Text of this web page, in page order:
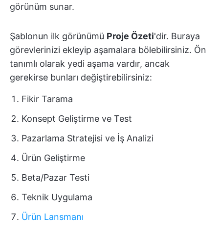
görünüm sunar.
Şablonun ilk görünümü Proje Özeti'dir. Buraya
görevlerinizi ekleyip aşamalara bölebilirsiniz. Ön
tanımlı olarak yedi aşama vardır, ancak
gerekirse bunları değiştirebilirsiniz:
Fikir Tarama
Konsept Geliştirme ve Test
Pazarlama Stratejisi ve İş Analizi
Ürün Geliştirme
Beta/Pazar Testi
Teknik Uygulama
Ürün Lansmanı